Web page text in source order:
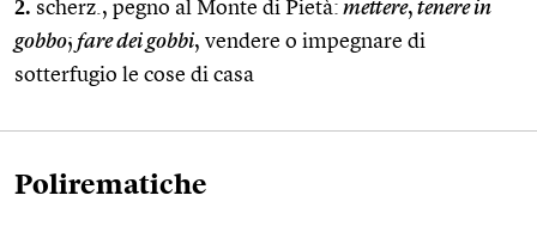
2. scherz., pegno al Monte di Pietà: mettere, tenere in
gobbo; fare dei gobbi, vendere o impegnare di
sotterfugio le cose di casa
Polirematiche